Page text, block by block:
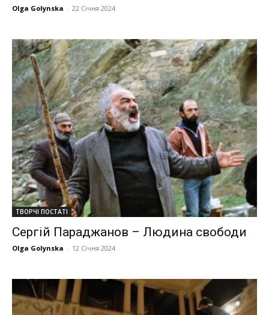
Olga Golynska - 22 Січня 2024
ТВОРЧІ ПОСТАТІ
Сергій Параджанов – Людина свободи
Olga Golynska - 12 Січня 2024